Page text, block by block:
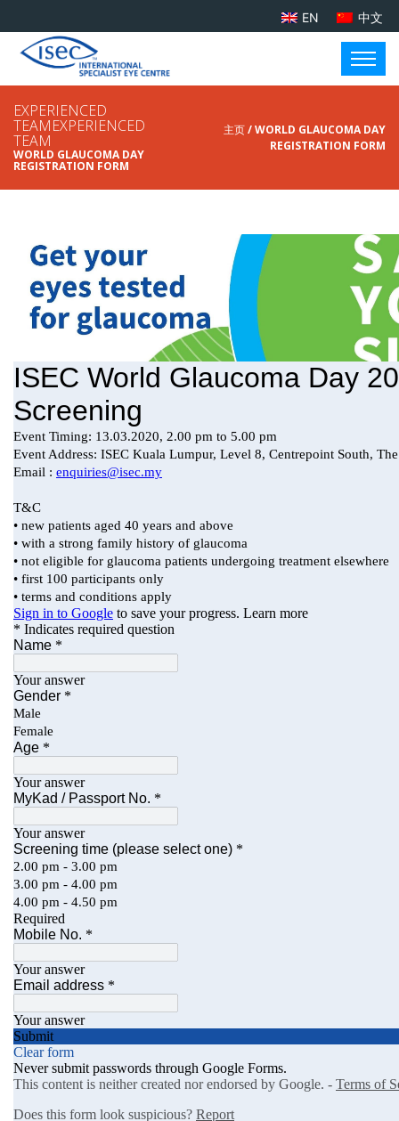
EN 中文
EXPERIENCED
TEAMEXPERIENCED
TEAM
WORLD GLAUCOMA DAY
REGISTRATION FORM
主页/ WORLD GLAUCOMA DAY
REGISTRATION FORM